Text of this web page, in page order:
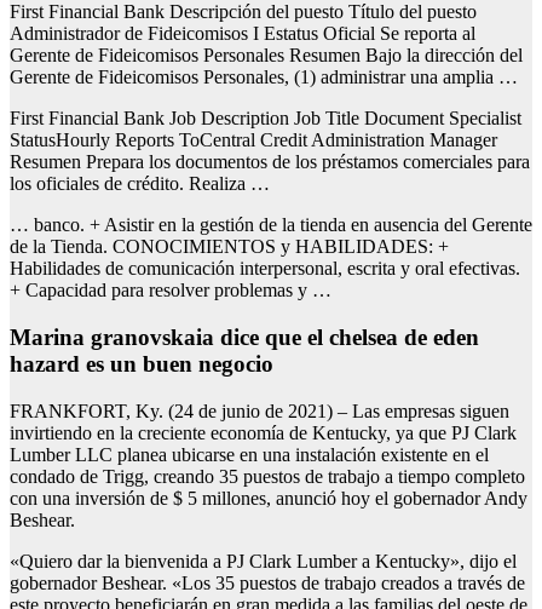
First Financial Bank Descripción del puesto Título del puesto
Administrador de Fideicomisos I Estatus Oficial Se reporta al
Gerente de Fideicomisos Personales Resumen Bajo la dirección del
Gerente de Fideicomisos Personales, (1) administrar una amplia …
First Financial Bank Job Description Job Title Document Specialist
StatusHourly Reports ToCentral Credit Administration Manager
Resumen Prepara los documentos de los préstamos comerciales para
los oficiales de crédito. Realiza …
… banco. + Asistir en la gestión de la tienda en ausencia del Gerente
de la Tienda. CONOCIMIENTOS y HABILIDADES: +
Habilidades de comunicación interpersonal, escrita y oral efectivas.
+ Capacidad para resolver problemas y …
Marina granovskaia dice que el chelsea de eden
hazard es un buen negocio
FRANKFORT, Ky. (24 de junio de 2021) – Las empresas siguen
invirtiendo en la creciente economía de Kentucky, ya que PJ Clark
Lumber LLC planea ubicarse en una instalación existente en el
condado de Trigg, creando 35 puestos de trabajo a tiempo completo
con una inversión de $ 5 millones, anunció hoy el gobernador Andy
Beshear.
«Quiero dar la bienvenida a PJ Clark Lumber a Kentucky», dijo el
gobernador Beshear. «Los 35 puestos de trabajo creados a través de
este proyecto beneficiarán en gran medida a las familias del oeste de